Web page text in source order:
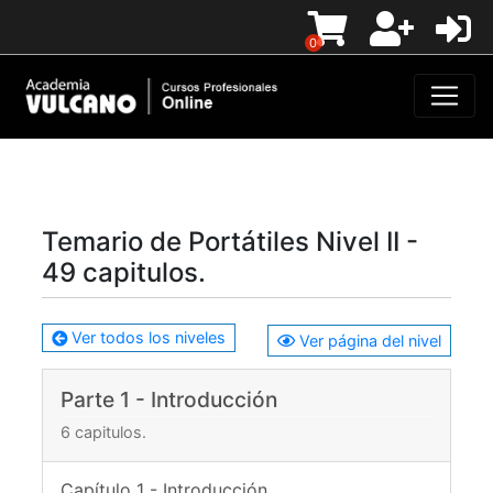
0
Temario de Portátiles Nivel II -
49 capitulos.
Ver página del nivel
Ver todos los niveles
Parte 1 - Introducción
6 capitulos.